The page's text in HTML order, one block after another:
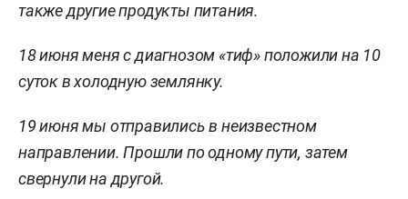
также другие продукты питания.
18 июня меня с диагнозом «тиф»положили на 10
суток в холодную землянку.
19 июня мы отправились в неизвестном
направлении. Прошли по одному пути, затем
свернули на другой.